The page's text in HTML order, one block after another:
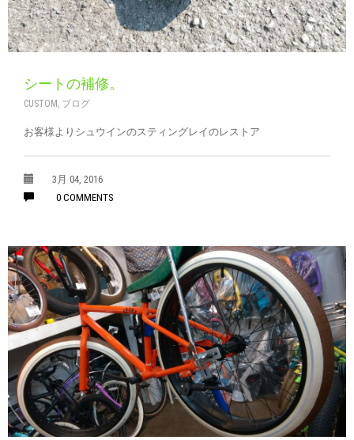
シートの補修。
CUSTOM ブログ
お客様よりシュウインのスティングレイのレストア
3月 04, 2016
0 COMMENTS